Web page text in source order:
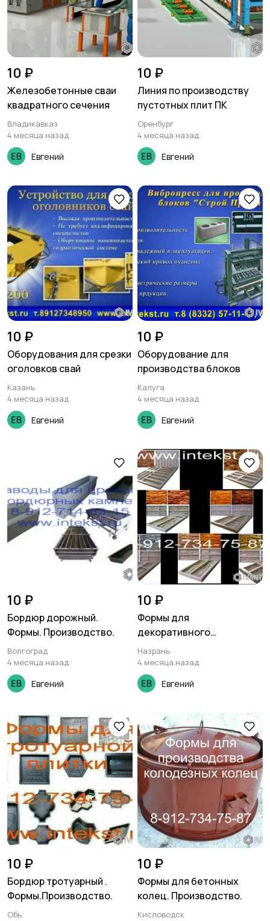
10 ₽
Железобетонные сваи
квадратного сечения
Владикавказ
4 месяца назад
Евгений
10 ₽
Линия по производству
пустотных плит ПК
Оренбург
4 месяца назад
Евгений
10 ₽
Оборудования для срезки
оголовков свай
Казань
4 месяца назад
Евгений
10 ₽
Оборудование для
производства блоков
Калуга
4 месяца назад
Евгений
10 ₽
Бордюр дорожный.
Формы. Производство.
Волгоград
4 месяца назад
Евгений
10 ₽
Формы для
декоративного
камня.Производство.
Назрань
4 месяца назад
Евгений
10 ₽
Бордюр тротуарный .
Формы.Производство.
Обь
10 ₽
Формы для бетонных
колец. Производство.
Кисловодск